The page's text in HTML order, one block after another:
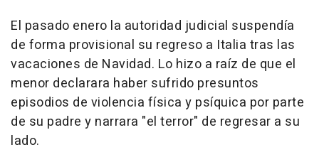
El pasado enero la autoridad judicial suspendía
de forma provisional su regreso a Italia tras las
vacaciones de Navidad. Lo hizo a raíz de que el
menor declarara haber sufrido presuntos
episodios de violencia física y psíquica por parte
de su padre y narrara "el terror" de regresar a su
lado.